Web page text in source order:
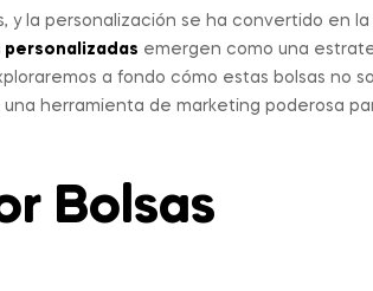
y la personalización se ha convertido en
personalizadas emergen como una
a fondo cómo estas bolsas no
herramienta de marketing poderosa
Bolsas